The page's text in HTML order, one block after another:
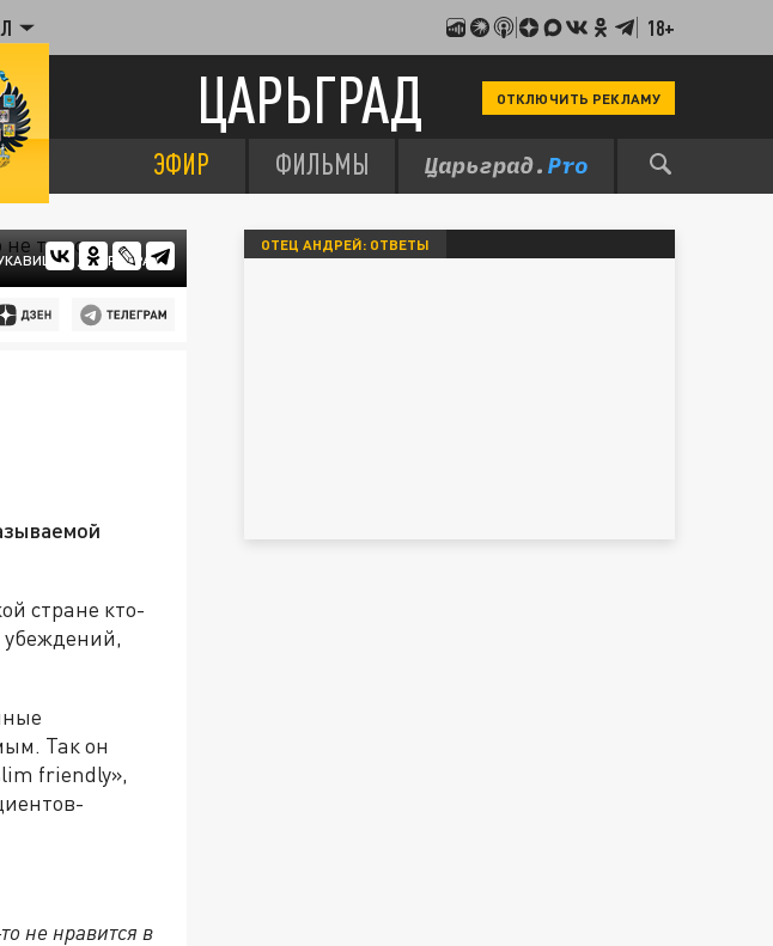
18+
ЦАРЬГРАД ОТКЛЮЧИТЬ РЕКЛАМУ
ЭФИР ФИЛЬМЫ
/ ЦАРЬГРАД
стране кто-
убеждений,
Так он
friendly»,
не нравится в
ОТЕЦ АНДРЕЙ: ОТВЕТЫ